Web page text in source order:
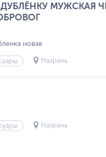
МУЖСКАЯ
новая
Назрань
Назрань